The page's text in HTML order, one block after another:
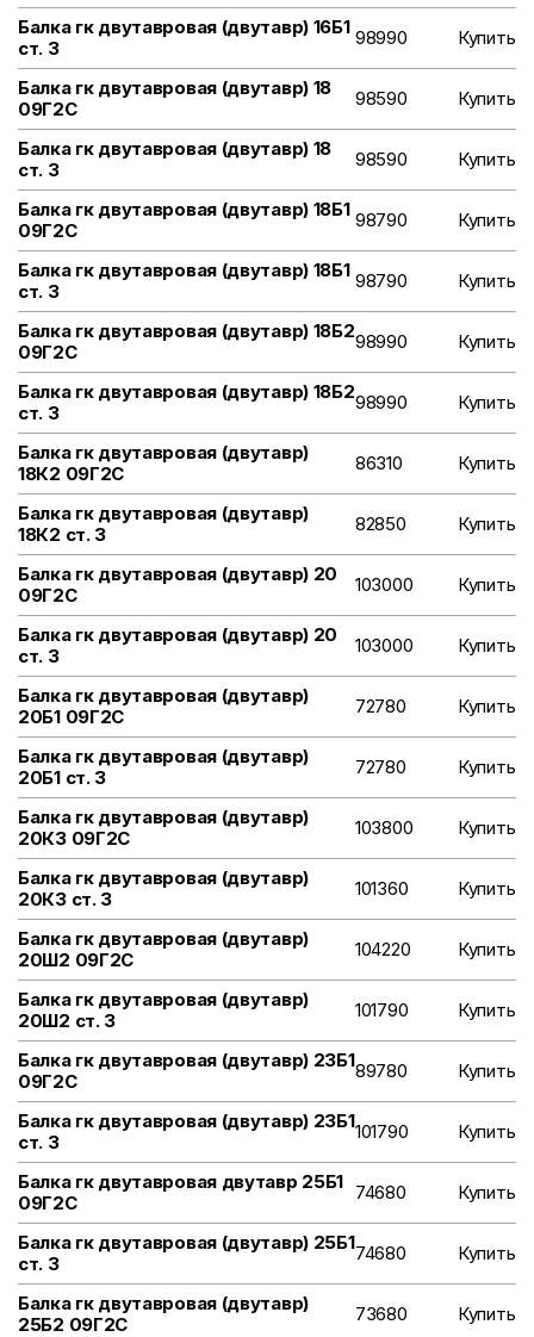
Балка гк двутавровая (двутавр) 16Б1
ст. 3
98990 Купить
Балка гк двутавровая (двутавр) 18
09Г2С
98590 Купить
Балка гк двутавровая (двутавр) 18
ст. 3
98590 Купить
Балка гк двутавровая (двутавр) 18Б1
09Г2С
98790 Купить
Балка гк двутавровая (двутавр) 18Б1
ст. 3
98790 Купить
Балка гк двутавровая (двутавр) 18Б2
09Г2С
98990 Купить
Балка гк двутавровая (двутавр) 18Б2
ст. 3
98990 Купить
Балка гк двутавровая (двутавр)
18К2 09Г2С
86310 Купить
Балка гк двутавровая (двутавр)
18К2 ст. 3
82850 Купить
Балка гк двутавровая (двутавр) 20
09Г2С
103000 Купить
Балка гк двутавровая (двутавр) 20
ст. 3
103000 Купить
Балка гк двутавровая (двутавр)
20Б1 09Г2С
72780 Купить
Балка гк двутавровая (двутавр)
20Б1 ст. 3
72780 Купить
Балка гк двутавровая (двутавр)
20К3 09Г2С
103800 Купить
Балка гк двутавровая (двутавр)
20К3 ст. 3
101360 Купить
Балка гк двутавровая (двутавр)
20Ш2 09Г2С
104220 Купить
Балка гк двутавровая (двутавр)
20Ш2 ст. 3
101790 Купить
Балка гк двутавровая (двутавр) 23Б1
09Г2С
89780 Купить
Балка гк двутавровая (двутавр) 23Б1
ст. 3
101790 Купить
Балка гк двутавровая двутавр 25Б1
09Г2С
74680 Купить
Балка гк двутавровая (двутавр) 25Б1
ст. 3
74680 Купить
Балка гк двутавровая (двутавр)
25Б2 09Г2С
73680 Купить